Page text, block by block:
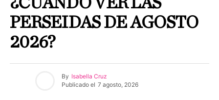
PERSEIDAS DE AGOSTO
2026?
By Isabella Cruz
Publicado el 7 agosto, 2026